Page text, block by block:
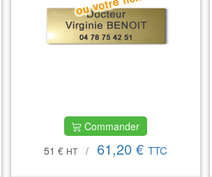
Commander
51 € HT / 61,20 € TTC